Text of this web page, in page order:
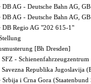
DB AG - Deutsche Bahn AG,
DB AG - Deutsche Bahn AG,
DB Regio AG "202 615-1"
[Bh Dresden]
SFZ -
Savezna Republika Jugoslavija
Srbija i Crna Gora